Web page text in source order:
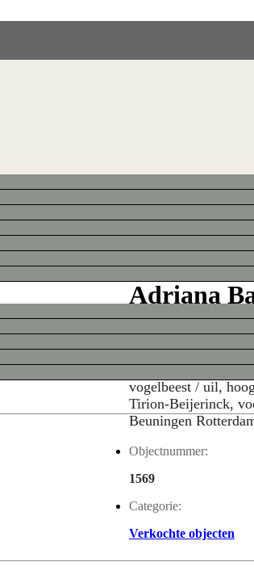
Adriana
vogelbeest
Adriana Baarspul
vogelbeest / uil,
Tirion-Beijerinck,
Beuningen
Objectnummer:
1569
Categorie:
Verkochte objecten